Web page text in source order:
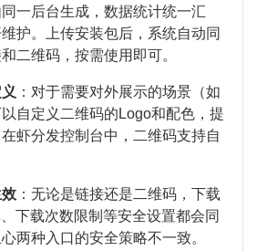
一后台生成，数据统计统一汇
护。上传安装包后，系统自动同
二维码，按需使用即可。
：对于需要对外展示的场景（如
自定义二维码的Logo和配色，提
虾分发控制台中，二维码支持自
：无论是链接还是二维码，下载
下载次数限制等安全设置都会同
两种入口的安全策略不一致。